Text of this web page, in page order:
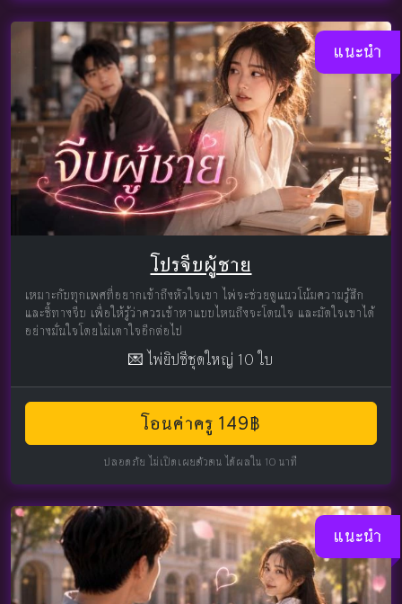
แนะนำ
โปรจีบผู้ชาย
เหมาะกับทุกเพศที่อยากเข้าถึงหัวใจเขา ไพ่จะช่วยดูแนวโน้มความรู้สึก
และชี้ทางจีบ เพื่อให้รู้ว่าควรเข้าหาแบบไหนถึงจะโดนใจ และมัดใจเขาได้
อย่างมั่นใจโดยไม่เดาใจอีกต่อไป
💌 ไพ่ยิปซีชุดใหญ่ 10 ใบ
โอนค่าครู 149฿
ปลอดภัย ไม่เปิดเผยตัวตน ได้ผลใน 10 นาที
แนะนำ